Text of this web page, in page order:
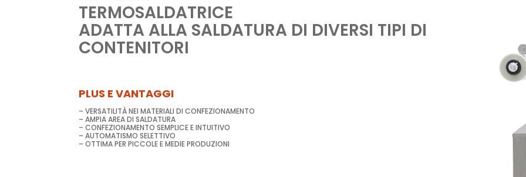
TERMOSALDATRICE
ADATTA ALLA SALDATURA DI DIVERSI TIPI DI
CONTENITORI
PLUS E VANTAGGI
– VERSATILITÀ NEI MATERIALI DI CONFEZIONAMENTO
– AMPIA AREA DI SALDATURA
– CONFEZIONAMENTO SEMPLICE E INTUITIVO
– AUTOMATISMO SELETTIVO
– OTTIMA PER PICCOLE E MEDIE PRODUZIONI